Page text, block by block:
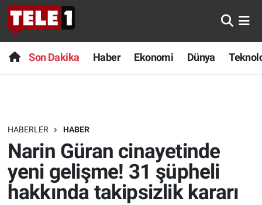
Son Dakika Haber Ekonomi Dünya
HABERLER HABER
Narin Güran cinayetinde
yeni gelişme! 31 şüpheli
hakkında takipsizlik kararı
Anında Manşet
Başka Sohbetler
Bilim turu
Bilim ve Teknoloji Evreni
Doğa Konuşuyor
Son Dakika
Haber
Dünya
Teknoloji
Sağlık
Nöbetçi Eczaneler
Hava Durumu
Trafik Durumu
Süper Lig Puan Durumu ve Fikstür
Tüm Manşetler